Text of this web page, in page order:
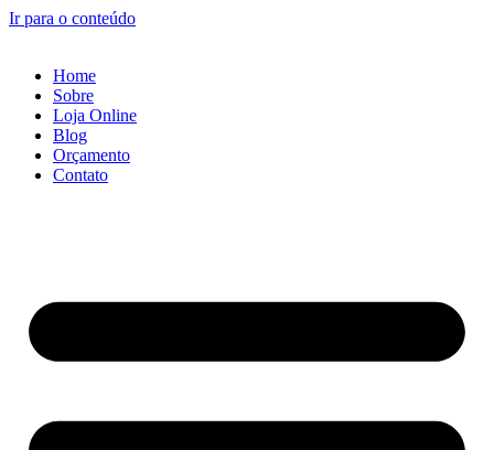
Ir para o conteúdo
Home
Sobre
Loja Online
Blog
Orçamento
Contato